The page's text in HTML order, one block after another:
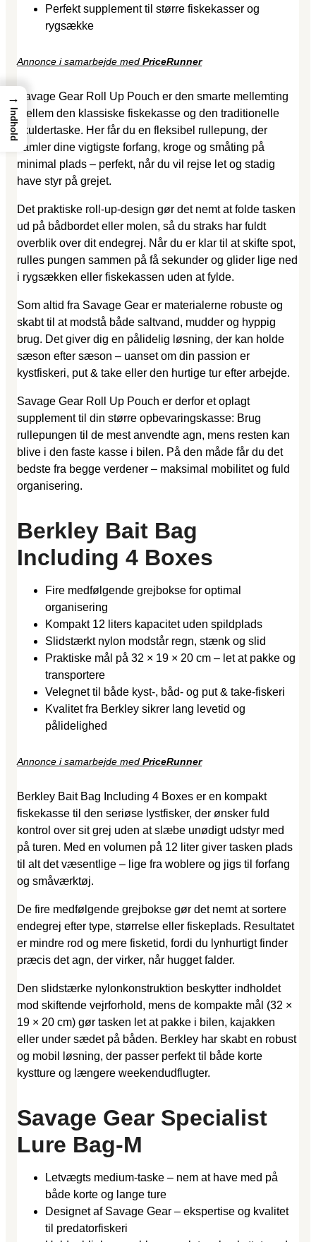
Perfekt supplement til større fiskekasser og
rygsække
Annonce i samarbejde med PriceRunner
Savage Gear Roll Up Pouch er den smarte mellemting
mellem den klassiske fiskekasse og den traditionelle
skuldertaske. Her får du en fleksibel rullepung, der
samler dine vigtigste forfang, kroge og småting på
minimal plads – perfekt, når du vil rejse let og stadig
have styr på grejet.
Det praktiske roll-up-design gør det nemt at folde tasken
ud på bådbordet eller molen, så du straks har fuldt
overblik over dit endegrej. Når du er klar til at skifte spot,
rulles pungen sammen på få sekunder og glider lige ned
i rygsækken eller fiskekassen uden at fylde.
Som altid fra Savage Gear er materialerne robuste og
skabt til at modstå både saltvand, mudder og hyppig
brug. Det giver dig en pålidelig løsning, der kan holde
sæson efter sæson – uanset om din passion er
kystfiskeri, put & take eller den hurtige tur efter arbejde.
Savage Gear Roll Up Pouch er derfor et oplagt
supplement til din større opbevaringskasse: Brug
rullepungen til de mest anvendte agn, mens resten kan
blive i den faste kasse i bilen. På den måde får du det
bedste fra begge verdener – maksimal mobilitet og fuld
organisering.
Berkley Bait Bag
Including 4 Boxes
Fire medfølgende grejbokse for optimal
organisering
Kompakt 12 liters kapacitet uden spildplads
Slidstærkt nylon modstår regn, stænk og slid
Praktiske mål på 32 × 19 × 20 cm – let at pakke og
transportere
Velegnet til både kyst-, båd- og put & take-fiskeri
Kvalitet fra Berkley sikrer lang levetid og
pålidelighed
Annonce i samarbejde med PriceRunner
Berkley Bait Bag Including 4 Boxes er en kompakt
fiskekasse til den seriøse lystfisker, der ønsker fuld
kontrol over sit grej uden at slæbe unødigt udstyr med
på turen. Med en volumen på 12 liter giver tasken plads
til alt det væsentlige – lige fra woblere og jigs til forfang
og småværktøj.
De fire medfølgende grejbokse gør det nemt at sortere
endegrej efter type, størrelse eller fiskeplads. Resultatet
er mindre rod og mere fisketid, fordi du lynhurtigt finder
præcis det agn, der virker, når hugget falder.
Den slidstærke nylonkonstruktion beskytter indholdet
mod skiftende vejrforhold, mens de kompakte mål (32 ×
19 × 20 cm) gør tasken let at pakke i bilen, kajakken
eller under sædet på båden. Berkley har skabt en robust
og mobil løsning, der passer perfekt til både korte
kystture og længere weekendudflugter.
Savage Gear Specialist
Lure Bag-M
Letvægts medium-taske – nem at have med på
både korte og lange ture
Designet af Savage Gear – ekspertise og kvalitet
til predatorfiskeri
→
Indhold